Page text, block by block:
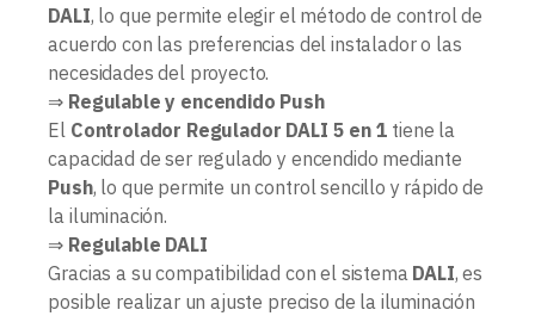
DALI, lo que permite elegir el método de control de
acuerdo con las preferencias del instalador o las
necesidades del proyecto.
⇒ Regulable y encendido Push
El Controlador Regulador DALI 5 en 1 tiene la
capacidad de ser regulado y encendido mediante
Push, lo que permite un control sencillo y rápido de
la iluminación.
⇒ Regulable DALI
Gracias a su compatibilidad con el sistema DALI, es
posible realizar un ajuste preciso de la iluminación